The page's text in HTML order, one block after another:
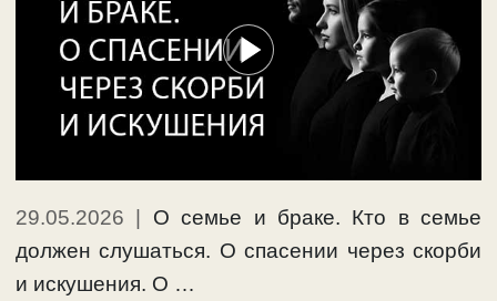
29.05.2026
О семье и браке. Кто в семье
должен слушаться. О спасении через скорби
и искушения. О …